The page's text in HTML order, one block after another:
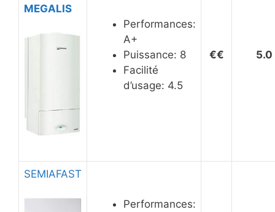
MEGALIS
Performances:
A+
Puissance: 8
Facilité
d’usage: 4.5
€€ 5.0
SEMIAFAST
Performances: